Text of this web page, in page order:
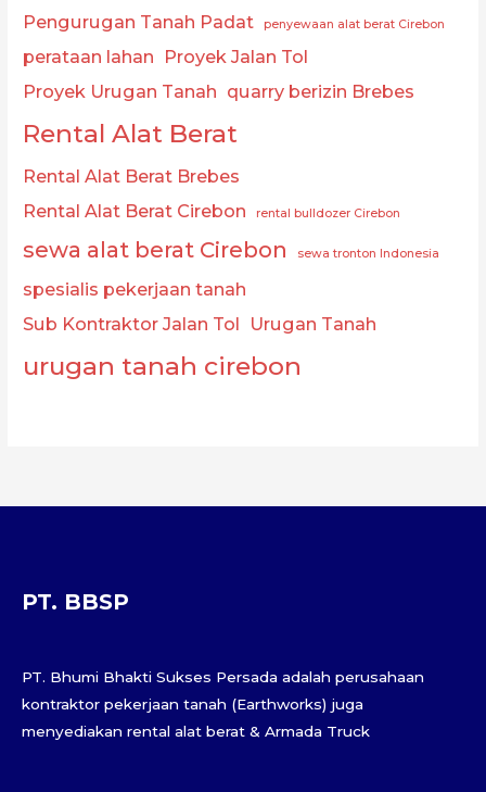
Pengurugan Tanah Padat penyewaan alat berat Cirebon
perataan lahan Proyek Jalan Tol
Proyek Urugan Tanah quarry berizin Brebes
Rental Alat Berat
Rental Alat Berat Brebes
Rental Alat Berat Cirebon
rental bulldozer Cirebon
sewa alat berat Cirebon sewa tronton Indonesia
spesialis pekerjaan tanah
Sub Kontraktor Jalan Tol Urugan Tanah
urugan tanah cirebon
PT. BBSP
PT. Bhumi Bhakti Sukses Persada adalah perusahaan
kontraktor pekerjaan tanah (Earthworks) juga
menyediakan rental alat berat & Armada Truck